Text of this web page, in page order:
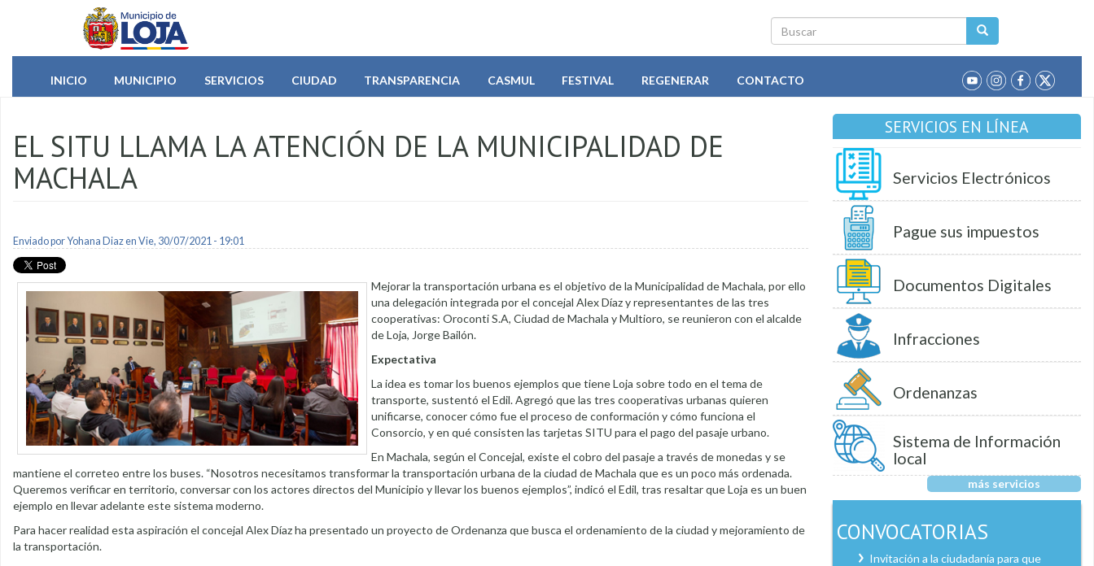
Pasar al contenido principal
Buscar
INICIO
MUNICIPIO SERVICIOS CIUDAD TRANSPARENCIA CASMUL FESTIVAL REGENERAR CONTACTO
EL SITU LLAMA LA ATENCIÓN DE LA MUNICIPALIDAD DE
MACHALA
Enviado porYohana Diazen Vie, 30/07/2021 - 19:01
Mejorar la transportación urbana es el objetivo de la Municipalidad de Machala, por ello
una delegación integrada por el concejal Alex Díaz y representantes de las tres
cooperativas: Oroconti S.A, Ciudad de Machala y Multioro, se reunieron con el alcalde
de Loja, Jorge Bailón.
Expectativa
La idea es tomar los buenos ejemplos que tiene Loja sobre todo en el tema de
transporte, sustentó el Edil. Agregó que las tres cooperativas urbanas quieren
unificarse, conocer cómo fue el proceso de conformación y cómo funciona el
Consorcio, y en qué consisten las tarjetas SITU para el pago del pasaje urbano.
En Machala, según el Concejal, existe el cobro del pasaje a través de monedas y se
mantiene el correteo entre los buses. “Nosotros necesitamos transformar la transportación urbana de la ciudad de Machala que es un poco más ordenada.
Queremos verificar en territorio, conversar con los actores directos del Municipio y llevar los buenos ejemplos”, indicó el Edil, tras resaltar que Loja es un buen
ejemplo en llevar adelante este sistema moderno.
Para hacer realidad esta aspiración el concejal Alex Díaz ha presentado un proyecto de Ordenanza que busca el ordenamiento de la ciudad y mejoramiento de
la transportación.
SERVICIOS EN LÍNEA
Servicios Electrónicos
Pague sus impuestos
Documentos Digitales
Infracciones
Ordenanzas
Sistema de Información
local
más servicios
CONVOCATORIAS
Invitación a la ciudadanía para que